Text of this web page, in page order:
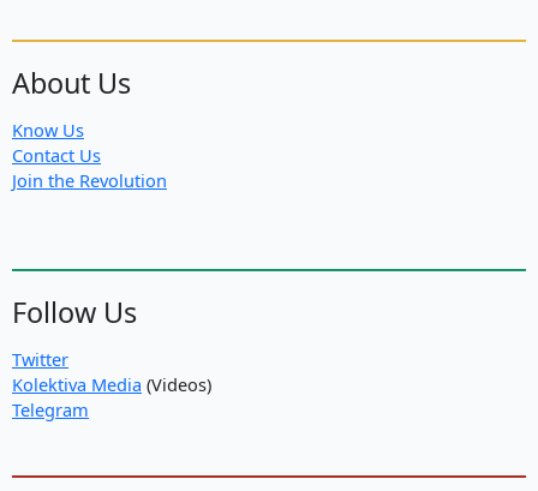
About Us
Know Us
Contact Us
Join the Revolution
Follow Us
Twitter
Kolektiva Media (Videos)
Telegram